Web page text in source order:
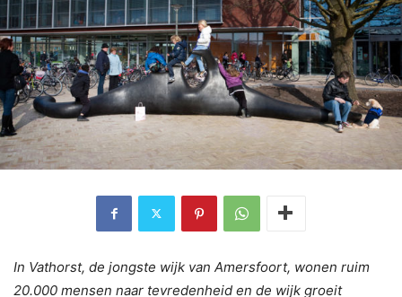
In Vathorst, de jongste wijk van Amersfoort, wonen ruim
20.000 mensen naar tevredenheid en de wijk groeit